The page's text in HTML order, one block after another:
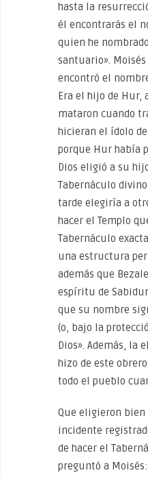
hasta la
él encontrarás el
quien he
santuario».
encontró el
Era el hijo de Hur,
mataron cuando
hicieran el ídolo
porque Hur había
Dios eligió a su
Tabernáculo
tarde elegiría a
hacer el Templo
Tabernáculo
una estructura
además que
espíritu de
que su nombre
(o, bajo la
Dios». Además, la
hizo de este
todo el pueblo
Que eligieron
incidente
de hacer el
preguntó a